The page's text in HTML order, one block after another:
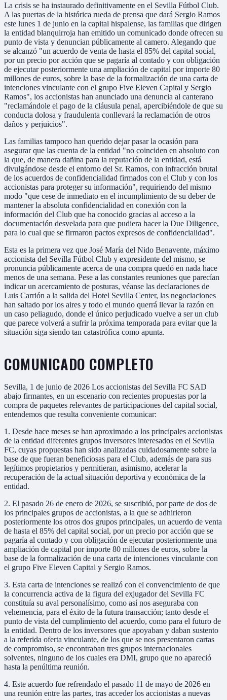
La crisis se ha instaurado definitivamente en el Sevilla Fútbol Club.
A las puertas de la histórica rueda de prensa que dará Sergio Ramos
este lunes 1 de junio en la capital hispalense, las familias que dirigen
la entidad blanquirroja han emitido un comunicado donde ofrecen su
punto de vista y denuncian públicamente al camero. Alegando que
se alcanzó "un acuerdo de venta de hasta el 85% del capital social,
por un precio por acción que se pagaría al contado y con obligación
de ejecutar posteriormente una ampliación de capital por importe 80
millones de euros, sobre la base de la formalización de una carta de
intenciones vinculante con el grupo Five Eleven Capital y Sergio
Ramos", los accionistas han anunciado una denuncia al canterano
"reclamándole el pago de la cláusula penal, apercibiéndole de que su
conducta dolosa y fraudulenta conllevará la reclamación de otros
daños y perjuicios".
Las familias tampoco han querido dejar pasar la ocasión para
asegurar que las cuenta de la entidad "no coinciden en absoluto con
la que, de manera dañina para la reputación de la entidad, está
divulgándose desde el entorno del Sr. Ramos, con infracción brutal
de los acuerdos de confidencialidad firmados con el Club y con los
accionistas para proteger su información", requiriendo del mismo
modo "que cese de inmediato en el incumplimiento de su deber de
mantener la absoluta confidencialidad en conexión con la
información del Club que ha conocido gracias al acceso a la
documentación desvelada para que pudiera hacer la Due Diligence,
para lo cual que se firmaron pactos expresos de confidencialidad".
Esta es la primera vez que José María del Nido Benavente, máximo
accionista del Sevilla Fútbol Club y expresidente del mismo, se
pronuncia públicamente acerca de una compra quedó en nada hace
menos de una semana. Pese a las constantes reuniones que parecían
indicar un acercamiento de posturas, véanse las declaraciones de
Luis Carrión a la salida del Hotel Sevilla Center, las negociaciones
han saltado por los aires y todo el mundo querrá llevar la razón en
un caso peliagudo, donde el único perjudicado vuelve a ser un club
que parece volverá a sufrir la próxima temporada para evitar que la
situación siga siendo tan catastrófica como apunta.
COMUNICADO COMPLETO
Sevilla, 1 de junio de 2026 Los accionistas del Sevilla FC SAD
abajo firmantes, en un escenario con recientes propuestas por la
compra de paquetes relevantes de participaciones del capital social,
entendemos que resulta conveniente comunicar:
1. Desde hace meses se han aproximado a los principales accionistas
de la entidad diferentes grupos inversores interesados en el Sevilla
FC, cuyas propuestas han sido analizadas cuidadosamente sobre la
base de que fueran beneficiosas para el Club, además de para sus
legítimos propietarios y permitieran, asimismo, acelerar la
recuperación de la actual situación deportiva y económica de la
entidad.
2. El pasado 26 de enero de 2026, se suscribió, por parte de dos de
los principales grupos de accionistas, a la que se adhirieron
posteriormente los otros dos grupos principales, un acuerdo de venta
de hasta el 85% del capital social, por un precio por acción que se
pagaría al contado y con obligación de ejecutar posteriormente una
ampliación de capital por importe 80 millones de euros, sobre la
base de la formalización de una carta de intenciones vinculante con
el grupo Five Eleven Capital y Sergio Ramos.
3. Esta carta de intenciones se realizó con el convencimiento de que
la concurrencia activa de la figura del exjugador del Sevilla FC
constituía su aval personalísimo, como así nos aseguraba con
vehemencia, para el éxito de la futura transacción; tanto desde el
punto de vista del cumplimiento del acuerdo, como para el futuro de
la entidad. Dentro de los inversores que apoyaban y daban sustento
a la referida oferta vinculante, de los que se nos presentaron cartas
de compromiso, se encontraban tres grupos internacionales
solventes, ninguno de los cuales era DMI, grupo que no apareció
hasta la penúltima reunión.
4. Este acuerdo fue refrendado el pasado 11 de mayo de 2026 en
una reunión entre las partes, tras acceder los accionistas a nuevas